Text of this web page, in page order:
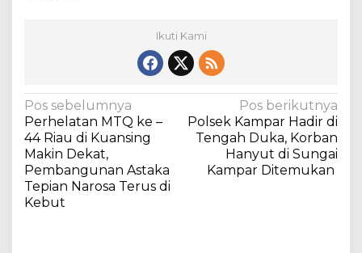
Ikuti Kami
N
a
v
i
g
Pos sebelumnya
Perhelatan MTQ ke –
44 Riau di Kuansing
Makin Dekat,
Pembangunan Astaka
Tepian Narosa Terus di
Kebut
Pos berikutnya
Polsek Kampar Hadir di
Tengah Duka, Korban
Hanyut di Sungai
Kampar Ditemukan